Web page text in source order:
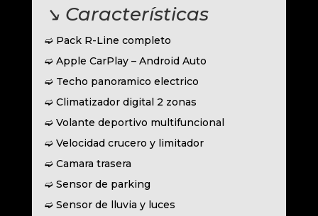
↘︎ Características
➫ Pack R-Line completo
➫ Apple CarPlay – Android Auto
➫ Techo panoramico electrico
➫ Climatizador digital 2 zonas
➫ Volante deportivo multifuncional
➫ Velocidad crucero y limitador
➫ Camara trasera
➫ Sensor de parking
➫ Sensor de lluvia y luces